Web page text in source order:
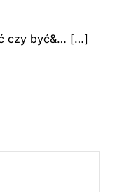
czy być&… […]